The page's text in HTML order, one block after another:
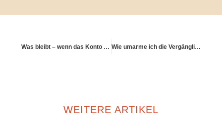
Was bleibt – wenn das Konto leer ist, aber das Herz voll? Wie umarme ich die Vergänglichkeit – mit finanzieller Sicherheit?
WEITERE ARTIKEL